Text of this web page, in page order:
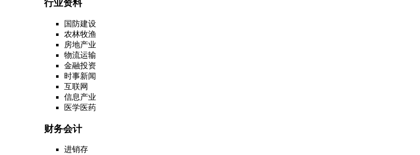
行业资料
国防建设
农林牧渔
房地产业
物流运输
金融投资
时事新闻
互联网
信息产业
医学医药
财务会计
进销存